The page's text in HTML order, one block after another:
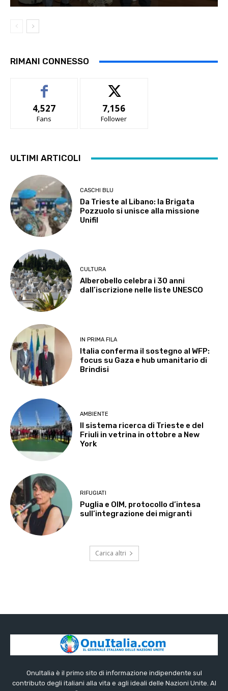
RIMANI CONNESSO
4,527
Fans
7,156
Follower
ULTIMI ARTICOLI
CASCHI BLU
Da Trieste al Libano: la Brigata
Pozzuolo si unisce alla missione
Unifil
CULTURA
Alberobello celebra i 30 anni
dall’iscrizione nelle liste UNESCO
IN PRIMA FILA
Italia conferma il sostegno al WFP:
focus su Gaza e hub umanitario di
Brindisi
AMBIENTE
Il sistema ricerca di Trieste e del
Friuli in vetrina in ottobre a New
York
RIFUGIATI
Puglia e OIM, protocollo d’intesa
sull’integrazione dei migranti
Carica altri
OnuItalia è il primo sito di informazione indipendente sul
contributo degli italiani alla vita e agli ideali delle Nazioni Unite. Al